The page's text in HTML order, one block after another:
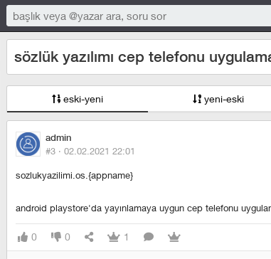
sözlük yazılımı cep telefonu
eski-yeni yeni-eski
admin
#3 · 02.02.2021 22:01
sozlukyazilimi.os.{appname}
android playstore'da yayınlamaya uygun cep telefonu
0 0 1